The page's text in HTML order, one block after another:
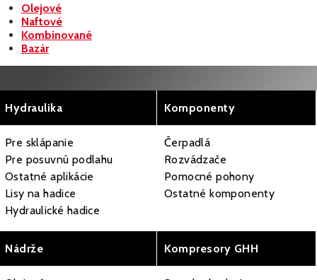
Olejové
Naftové
Kombinované
Bazár
Hydraulika
Pre sklápanie
Pre posuvnú podlahu
Ostatné aplikácie
Lisy na hadice
Hydraulické hadice
Komponenty
Čerpadlá
Rozvádzače
Pomocné pohony
Ostatné komponenty
Nádrže Kompresory GHH